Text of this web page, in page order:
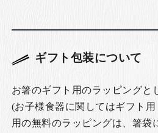
ギフト包装について
お箸のギフト用のラッピングと
(お子様食器に関してはギフト
用の無料のラッピングは、箸袋